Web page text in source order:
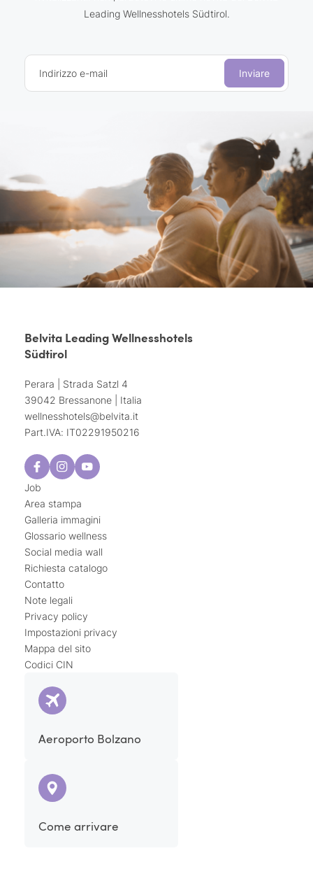
Leading Wellnesshotels Südtirol.
Indirizzo e-mail Inviare
Belvita Leading Wellnesshotels
Südtirol
Perara | Strada Satzl 4
39042 Bressanone | Italia
wellnesshotels@belvita.it
Part.IVA: IT02291950216
Job
Area stampa
Galleria immagini
Glossario wellness
Social media wall
Richiesta catalogo
Contatto
Note legali
Privacy policy
Impostazioni privacy
Mappa del sito
Codici CIN
Aeroporto Bolzano
Come arrivare